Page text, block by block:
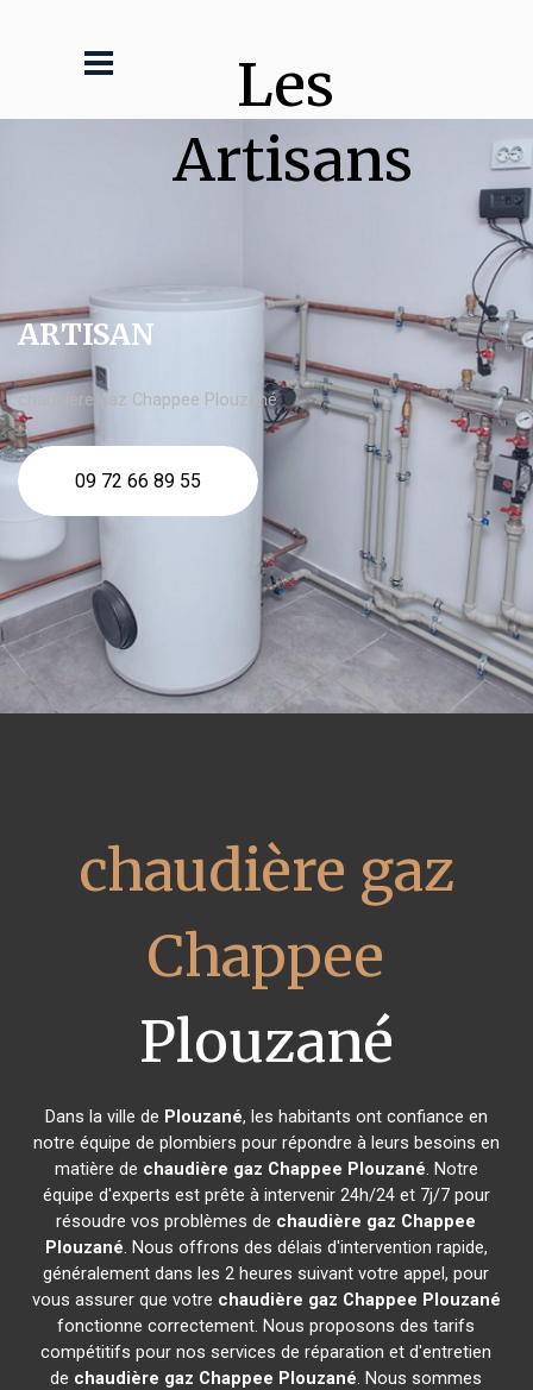
Les
Artisans
ARTISAN
chaudière gaz Chappee Plouzané
09 72 66 89 55
chaudière gaz
Chappee
Plouzané
Dans la ville de Plouzané, les habitants ont confiance en
notre équipe de plombiers pour répondre à leurs besoins en
matière de chaudière gaz Chappee Plouzané. Notre
équipe d'experts est prête à intervenir 24h/24 et 7j/7 pour
résoudre vos problèmes de chaudière gaz Chappee
Plouzané. Nous offrons des délais d'intervention rapide,
généralement dans les 2 heures suivant votre appel, pour
vous assurer que votre chaudière gaz Chappee Plouzané
fonctionne correctement. Nous proposons des tarifs
compétitifs pour nos services de réparation et d'entretien
de chaudière gaz Chappee Plouzané. Nous sommes